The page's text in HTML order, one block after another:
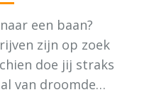
een baan?
zijn op zoek
doe jij straks
van droomde…